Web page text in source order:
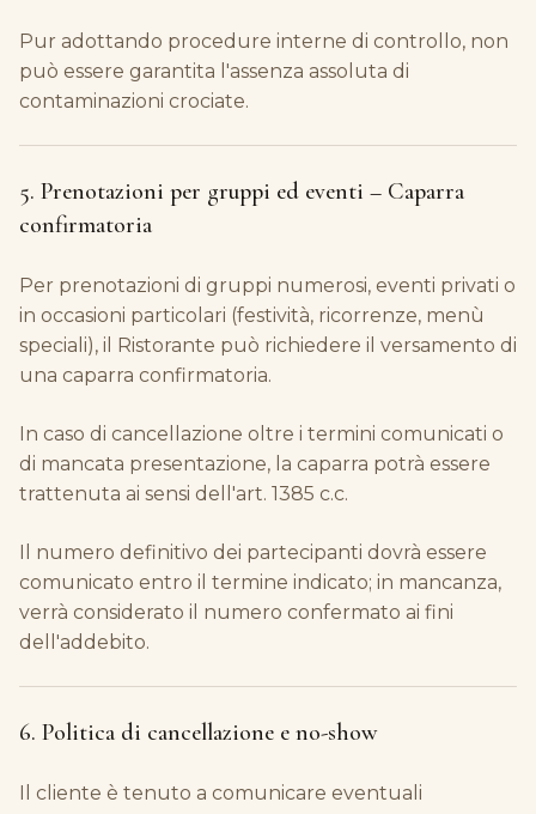
Pur adottando procedure interne di controllo, non
può essere garantita l'assenza assoluta di
contaminazioni crociate.
5. Prenotazioni per gruppi ed eventi – Caparra
confirmatoria
Per prenotazioni di gruppi numerosi, eventi privati o
in occasioni particolari (festività, ricorrenze, menù
speciali), il Ristorante può richiedere il versamento di
una caparra confirmatoria.
In caso di cancellazione oltre i termini comunicati o
di mancata presentazione, la caparra potrà essere
trattenuta ai sensi dell'art. 1385 c.c.
Il numero definitivo dei partecipanti dovrà essere
comunicato entro il termine indicato; in mancanza,
verrà considerato il numero confermato ai fini
dell'addebito.
6. Politica di cancellazione e no-show
Il cliente è tenuto a comunicare eventuali